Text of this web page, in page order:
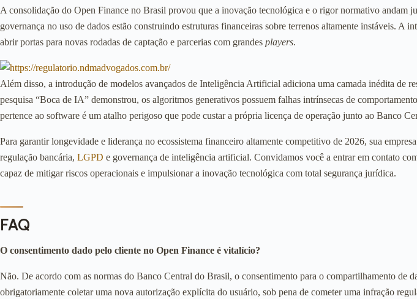
A consolidação do Open Finance no Brasil provou que a inovação tecnológica e o rigor normativo andam
governança no uso de dados estão construindo estruturas financeiras sobre terrenos altamente instáveis.
abrir portas para novas rodadas de captação e parcerias com grandes players.
Além disso, a introdução de modelos avançados de Inteligência Artificial adiciona uma camada inédita de
pesquisa “Boca de IA” demonstrou, os algoritmos generativos possuem falhas intrínsecas de
pertence ao software é um atalho perigoso que pode custar a própria licença de operação junto ao Banco
Para garantir longevidade e liderança no ecossistema financeiro altamente competitivo de 2026, sua
regulação bancária, LGPD e governança de inteligência artificial. Convidamos você a entrar em contato
capaz de mitigar riscos operacionais e impulsionar a inovação tecnológica com total segurança jurídica.
FAQ
O consentimento dado pelo cliente no Open Finance é vitalício?
Não. De acordo com as normas do Banco Central do Brasil, o consentimento para o compartilhamento de
obrigatoriamente coletar uma nova autorização explícita do usuário, sob pena de cometer uma infração